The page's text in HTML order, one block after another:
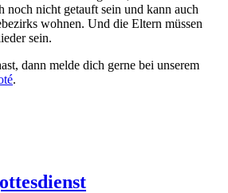
noch nicht getauft sein und kann auch
wohnen. Und die Eltern müssen
sein.
dann melde dich gerne bei unserem
.